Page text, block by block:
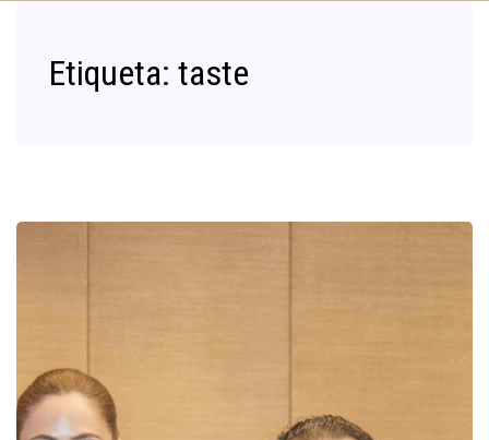
Etiqueta: taste